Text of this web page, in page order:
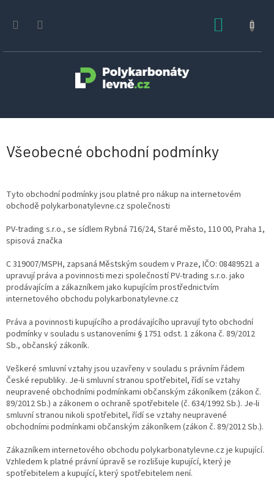
obsah
Všeobecné obchodní podmínky
Tyto obchodní podmínky jsou platné pro nákup na internetovém
obchodě polykarbonatylevne.cz společnosti
PV-trading s.r.o., se sídlem Rybná 716/24, Staré město, 110 00, Praha 1,
spisová značka
C 319007/MSPH, zapsaná Městským soudem v Praze, IČO: 08489521 a
upravují práva a povinnosti mezi společností PV-trading s.r.o. jako
prodávajícím a zákazníkem jako kupujícím prostřednictvím
internetového obchodu polykarbonatylevne.cz
Práva a povinnosti kupujícího a prodávajícího upravují tyto obchodní
podmínky v souladu s ustanoveními § 1751 odst. 1 zákona č. 89/2012
Sb., občanský zákoník.
Veškeré smluvní vztahy jsou uzavřeny v souladu s právním řádem
České republiky. Je-li smluvní stranou spotřebitel, řídí se vztahy
neupravené obchodními podmínkami občanským zákoníkem (zákon č.
89/2012 Sb.) a zákonem o ochraně spotřebitele (č. 634/1992 Sb.). Je-li
smluvní stranou nikoli spotřebitel, řídí se vztahy neupravené
obchodními podmínkami občanským zákoníkem (zákon č. 89/2012 Sb.).
Zákazníkem internetového obchodu polykarbonatylevne.cz je kupující.
Vzhledem k platné právní úpravě se rozlišuje kupující, který je
spotřebitelem a kupující, který spotřebitelem není.